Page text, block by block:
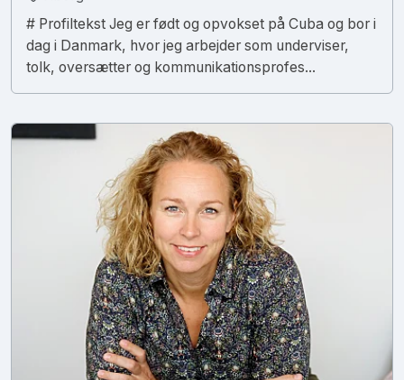
# Profiltekst Jeg er født og opvokset på Cuba og bor i
dag i Danmark, hvor jeg arbejder som underviser,
tolk, oversætter og kommunikationsprofes...